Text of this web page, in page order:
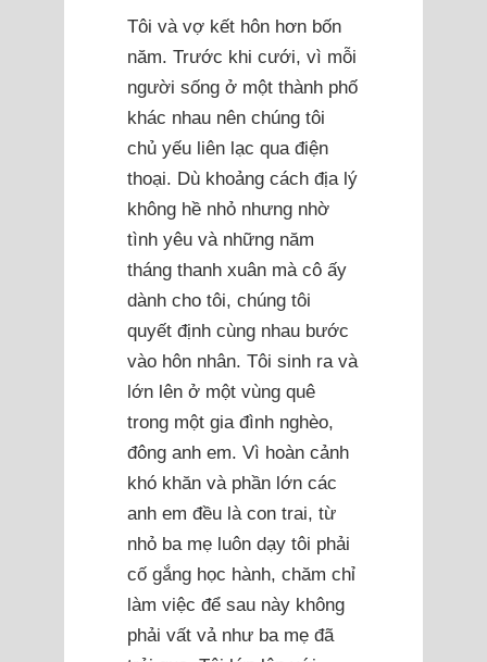
Tôi và vợ kết hôn hơn bốn
năm. Trước khi cưới, vì mỗi
người sống ở một thành phố
khác nhau nên chúng tôi
chủ yếu liên lạc qua điện
thoại. Dù khoảng cách địa lý
không hề nhỏ nhưng nhờ
tình yêu và những năm
tháng thanh xuân mà cô ấy
dành cho tôi, chúng tôi
quyết định cùng nhau bước
vào hôn nhân. Tôi sinh ra và
lớn lên ở một vùng quê
trong một gia đình nghèo,
đông anh em. Vì hoàn cảnh
khó khăn và phần lớn các
anh em đều là con trai, từ
nhỏ ba mẹ luôn dạy tôi phải
cố gắng học hành, chăm chỉ
làm việc để sau này không
phải vất vả như ba mẹ đã